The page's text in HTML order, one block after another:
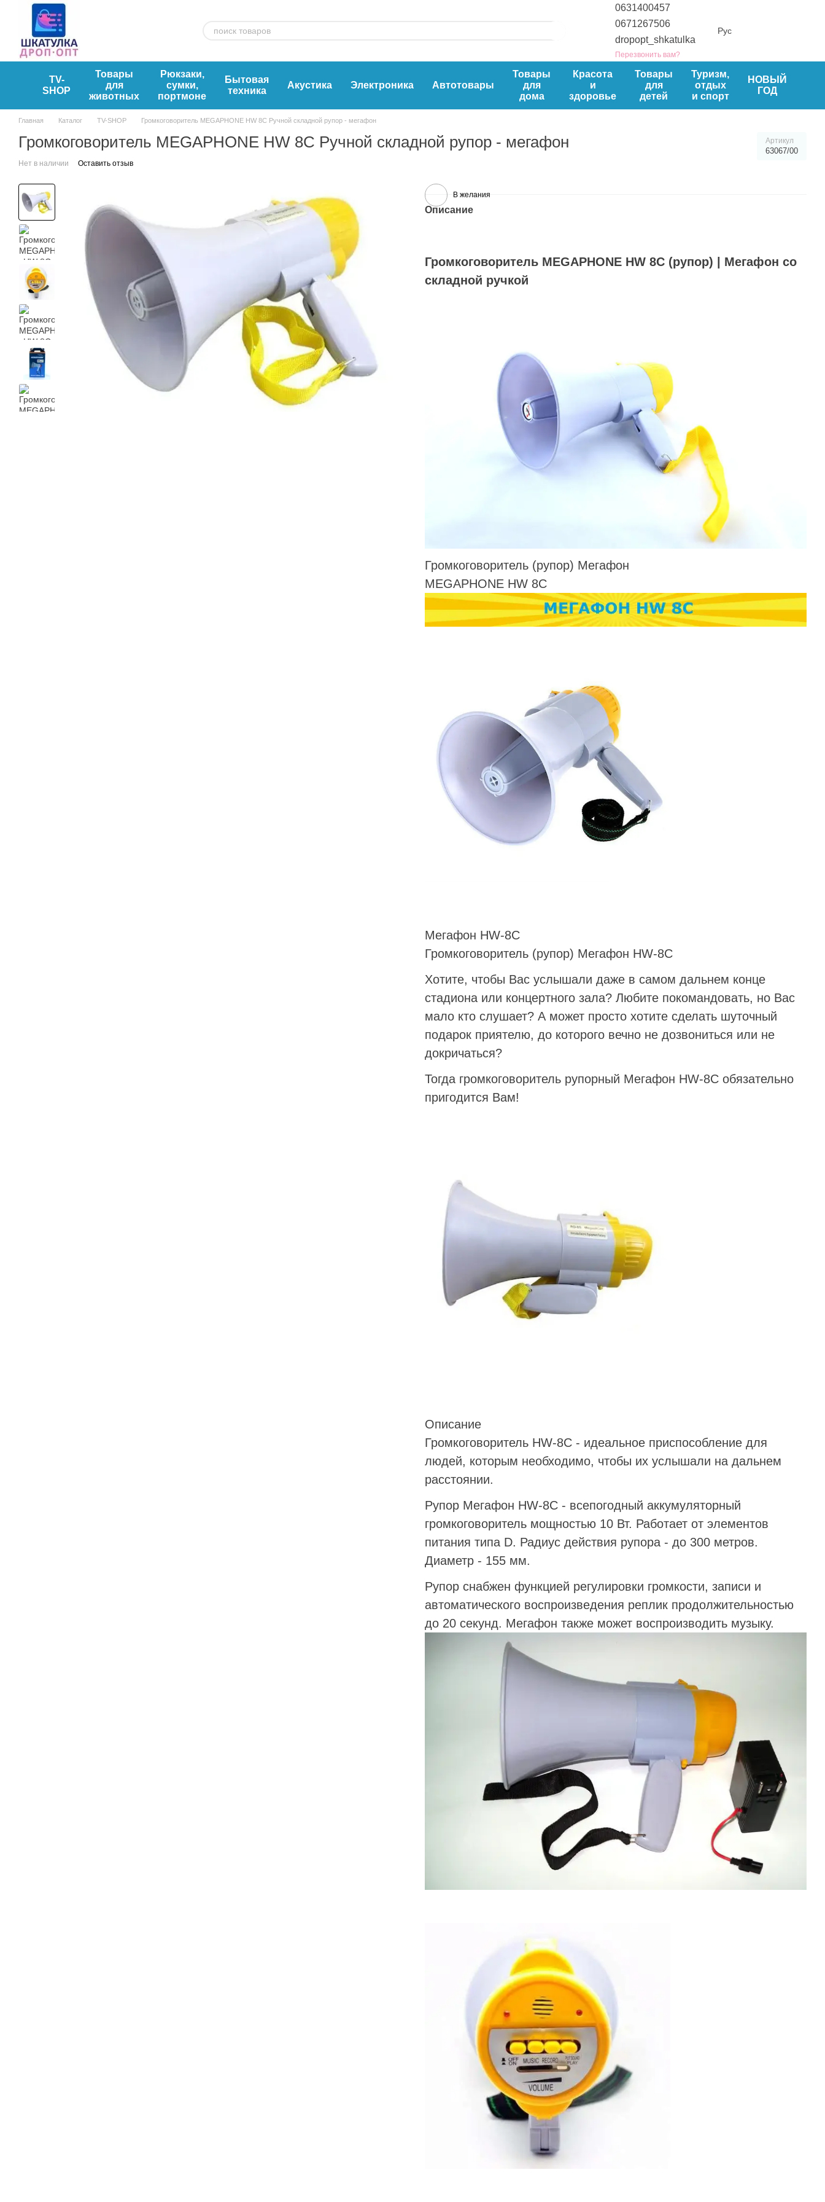
Перейти к основному контенту
0631400457
0671267506
dropopt_shkatulka
Перезвонить вам?
Рус
TV-
SHOP
Товары
для
животных
Рюкзаки,
сумки,
портмоне
Бытовая
техника
Акустика Электроника Автотовары
Товары
для
дома
Красота
и
здоровье
Товары
для
детей
Туризм,
отдых
и спорт
НОВЫЙ
ГОД
Главная Каталог TV-SHOP Громкоговоритель MEGAPHONE HW 8C Ручной складной рупор - мегафон
Громкоговоритель MEGAPHONE HW 8C Ручной складной рупор - мегафон Артикул
63067/00
Нет в наличии Оставить отзыв
В желания
Описание
Громкоговоритель MEGAPHONE HW 8C (рупор) | Мегафон со
складной ручкой
Громкоговоритель (рупор) Мегафон
MEGAPHONE HW 8C
Мегафон HW-8C
Громкоговоритель (рупор) Мегафон HW-8C
Хотите, чтобы Вас услышали даже в самом дальнем конце
стадиона или концертного зала? Любите покомандовать, но Вас
мало кто слушает? А может просто хотите сделать шуточный
подарок приятелю, до которого вечно не дозвониться или не
докричаться?
Тогда громкоговоритель рупорный Мегафон HW-8C обязательно
пригодится Вам!
Описание
Громкоговоритель HW-8C - идеальное приспособление для
людей, которым необходимо, чтобы их услышали на дальнем
расстоянии.
Рупор Мегафон HW-8C - всепогодный аккумуляторный
громкоговоритель мощностью 10 Вт. Работает от элементов
питания типа D. Радиус действия рупора - до 300 метров.
Диаметр - 155 мм.
Рупор снабжен функцией регулировки громкости, записи и
автоматического воспроизведения реплик продолжительностью
до 20 секунд. Мегафон также может воспроизводить музыку.